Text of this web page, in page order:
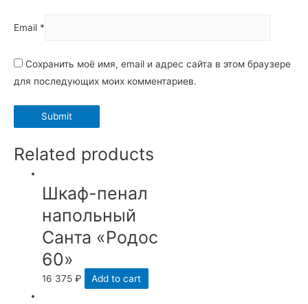
Email *
Сохранить моё имя, email и адрес сайта в этом браузере
для последующих моих комментариев.
Related products
Шкаф-пенал
напольный
Санта «Родос
60»
16 375₽ Add to cart